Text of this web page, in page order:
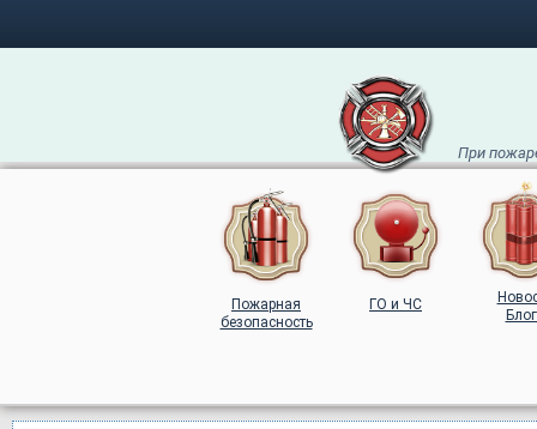
При
Пожарная
безопасность
ГО и ЧС